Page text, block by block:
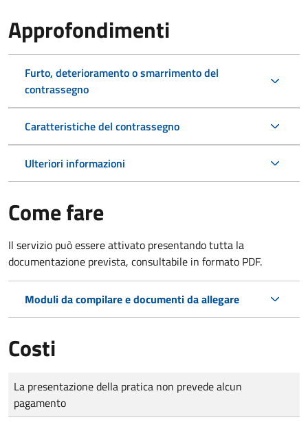
Approfondimenti
Furto, deterioramento o smarrimento del
contrassegno
Caratteristiche del contrassegno
Ulteriori informazioni
Come fare
Il servizio può essere attivato presentando tutta la
documentazione prevista, consultabile in formato PDF.
Moduli da compilare e documenti da allegare
Costi
Tipo di pagamento
Importo
La presentazione della pratica non prevede alcun
pagamento